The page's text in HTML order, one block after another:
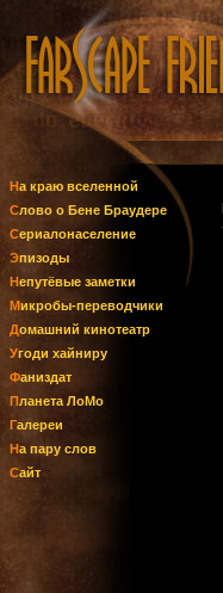
На краю вселенной
Слово о Бене Браудере
Сериалонаселение
Эпизоды
Непутёвые заметки
Микробы-переводчики
Домашний кинотеатр
Угоди хайниру
Фаниздат
Планета ЛоМо
Галереи
На пару слов
Сайт